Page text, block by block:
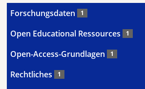
Forschungsdaten 1
Open Educational Ressources 1
Open-Access-Grundlagen 1
Rechtliches 1